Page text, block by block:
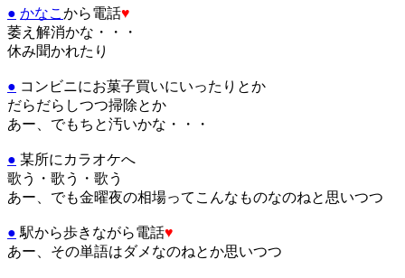
● かなこ から電話♥
萎え解消かな・・・
休み聞かれたり
● コンビニにお菓子買いにいったりとか
だらだらしつつ掃除とか
あー、でもちと汚いかな・・・
● 某所にカラオケへ
歌う・歌う・歌う
あー、でも金曜夜の相場ってこんなものなのねと思いつつ
● 駅から歩きながら電話♥
あー、その単語はダメなのねとか思いつつ